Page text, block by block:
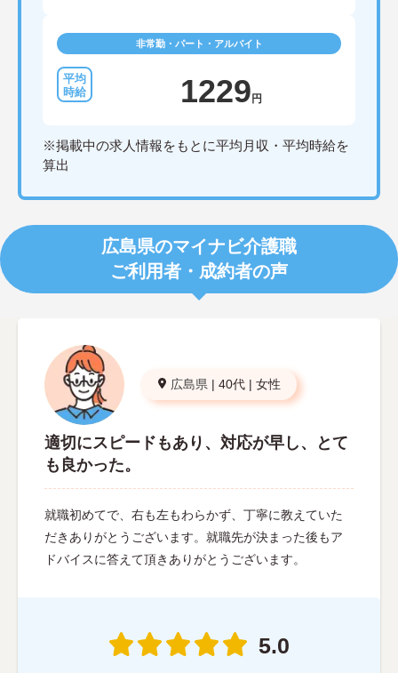
非常勤・パート・アルバイト
1229 円
※掲載中の求人情報をもとに平均月収・平均時給を
算出
広島県のマイナビ介護職
ご利用者・成約者の声
広島県 | 40代 | 女性
適切にスピードもあり、対応が早し、とて
も良かった。
就職初めてで、右も左もわらかず、丁寧に教えていた
だきありがとうございます。就職先が決まった後もア
ドバイスに答えて頂きありがとうございます。
5.0